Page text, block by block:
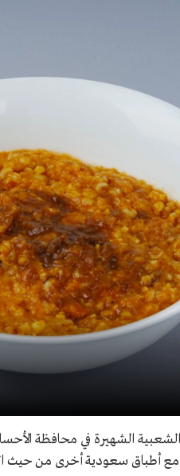
الشهيرة في محافظة
مع أطباق سعودية أخرى من حيث